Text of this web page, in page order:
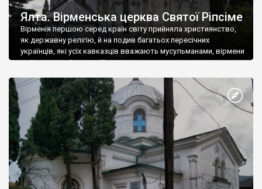
Ялта. Вірменська церква Святої Ріпсіме
Вірменія першою серед країн світу прийняла християнство,
як державну релігію, й на подив багатьох пересічних
українців, які усіх кавказців вважають мусульманами, вірмени
є відданими вірянами Христа